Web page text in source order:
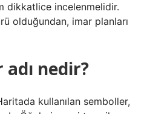
dikkatlice incelenmelidir.
olduğundan, imar planları
nedir?
kullanılan semboller,